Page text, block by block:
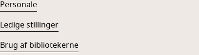
Personale
Ledige stillinger
Brug af bibliotekerne